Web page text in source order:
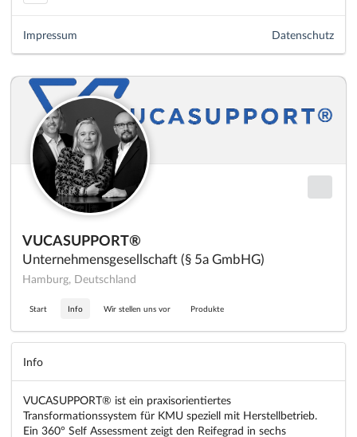
VUCASUPPORT®
Unternehmensgesellschaft (§ 5a GmbHG)
Hamburg, Deutschland
Start Info Wir stellen uns vor Produkte
Info
VUCASUPPORT® ist ein praxisorientiertes
Transformationssystem für KMU speziell mit Herstellbetrieb.
Ein 360° Self Assessment zeigt den Reifegrad in sechs
Datenschutz
Impressum